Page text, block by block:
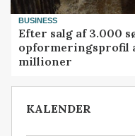
BUSINESS
Efter salg af 3.000
opformeringsprofil
millioner
KALENDER